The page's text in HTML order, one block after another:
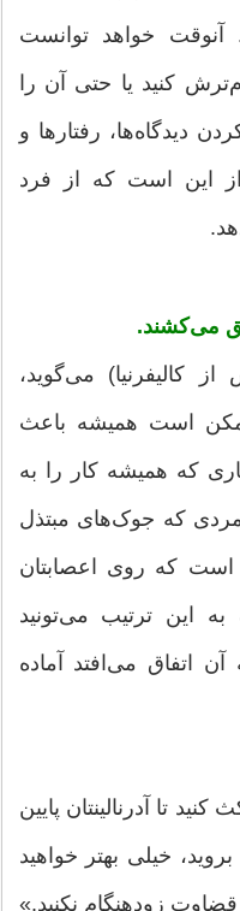
آنوقت خواهد توانست
کنید یا حتی آن را
دیدگاه‌ها، رفتارها و
این است که از فرد
کالیفرنیا) می‌گوید،
است همیشه باعث
که همیشه کار را به
که جوک‌های مبتذل
است که روی اعصابتان
این ترتیب می‌تونید
اتفاق می‌افتد آماده
تا آدرنالینتان پایین
خیلی بهتر خواهید
زودهنگام نکنید.»